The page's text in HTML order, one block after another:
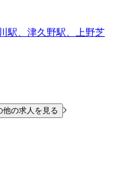
駅、津久野駅、上野芝
他の求人を見る